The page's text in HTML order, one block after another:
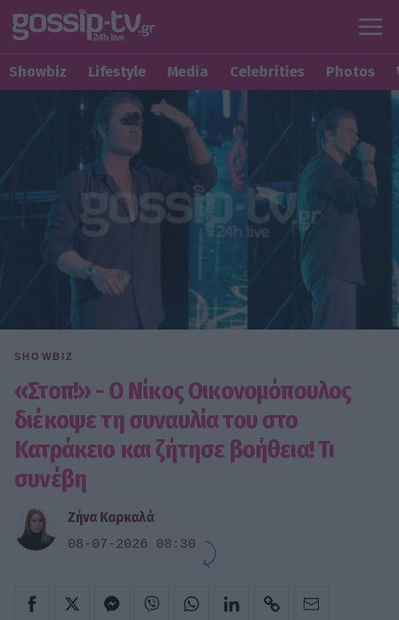
Showbiz Lifestyle Media Celebrities Photos
SHOWBIZ
«Στοπ!» - Ο Νίκος Οικονομόπουλος
διέκοψε τη συναυλία του στο
Κατράκειο και ζήτησε βοήθεια! Τι
συνέβη
Ζήνα Καρκαλά
08-07-2026 08:30